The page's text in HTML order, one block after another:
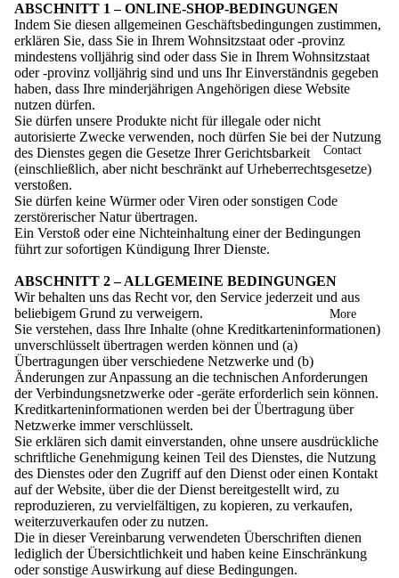
Contact
More
ABSCHNITT 1 – ONLINE-SHOP-BEDINGUNGEN
Indem Sie diesen allgemeinen Geschäftsbedingungen zustimmen,
erklären Sie, dass Sie in Ihrem Wohnsitzstaat oder -provinz
mindestens volljährig sind oder dass Sie in Ihrem Wohnsitzstaat
oder -provinz volljährig sind und uns Ihr Einverständnis gegeben
haben, dass Ihre minderjährigen Angehörigen diese Website
nutzen dürfen.
Sie dürfen unsere Produkte nicht für illegale oder nicht
autorisierte Zwecke verwenden, noch dürfen Sie bei der Nutzung
des Dienstes gegen die Gesetze Ihrer Gerichtsbarkeit
(einschließlich, aber nicht beschränkt auf Urheberrechtsgesetze)
verstoßen.
Sie dürfen keine Würmer oder Viren oder sonstigen Code
zerstörerischer Natur übertragen.
Ein Verstoß oder eine Nichteinhaltung einer der Bedingungen
führt zur sofortigen Kündigung Ihrer Dienste.
ABSCHNITT 2 – ALLGEMEINE BEDINGUNGEN
Wir behalten uns das Recht vor, den Service jederzeit und aus
beliebigem Grund zu verweigern.
Sie verstehen, dass Ihre Inhalte (ohne Kreditkarteninformationen)
unverschlüsselt übertragen werden können und (a)
Übertragungen über verschiedene Netzwerke und (b)
Änderungen zur Anpassung an die technischen Anforderungen
der Verbindungsnetzwerke oder -geräte erforderlich sein können.
Kreditkarteninformationen werden bei der Übertragung über
Netzwerke immer verschlüsselt.
Sie erklären sich damit einverstanden, ohne unsere ausdrückliche
schriftliche Genehmigung keinen Teil des Dienstes, die Nutzung
des Dienstes oder den Zugriff auf den Dienst oder einen Kontakt
auf der Website, über die der Dienst bereitgestellt wird, zu
reproduzieren, zu vervielfältigen, zu kopieren, zu verkaufen,
weiterzuverkaufen oder zu nutzen.
Die in dieser Vereinbarung verwendeten Überschriften dienen
lediglich der Übersichtlichkeit und haben keine Einschränkung
oder sonstige Auswirkung auf diese Bedingungen.